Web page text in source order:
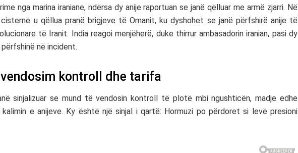
nga marina iraniane, ndërsa dy anije raportuan se janë qëlluar me armë zjarri. Në
u qëllua pranë brigjeve të Omanit, ku dyshohet se janë përfshirë anije të
të Iranit. India reagoi menjëherë, duke thirrur ambasadorin iranian, pasi dy
përfshinë në incident.
vendosim kontroll dhe tarifa
sinjalizuar se mund të vendosin kontroll të plotë mbi ngushticën, madje edhe
e anijeve. Ky është një sinjal i qartë: Hormuzi po përdoret si levë presioni